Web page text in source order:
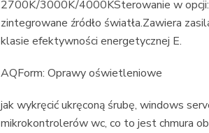
2700K/3000K/4000KSterowanie w
zintegrowane źródło światła.Zawiera
klasie efektywności energetycznej E.
AQForm: Oprawy oświetleniowe
jak wykręcić ukręconą śrubę, windows
mikrokontrolerów wc, co to jest chmura